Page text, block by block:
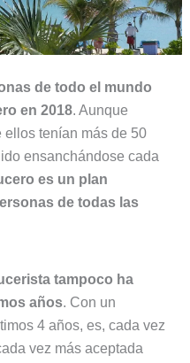
de todo el mundo
en 2018. Aunque
tenían más de 50
ensanchándose cada
es un plan
de todas las
tampoco ha
años. Con un
4 años, es, cada vez
vez más aceptada